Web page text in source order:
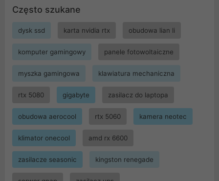
Często szukane
dysk ssd karta nvidia rtx obudowa lian li
komputer gamingowy panele fotowoltaiczne
myszka gamingowa klawiatura mechaniczna
rtx 5080 gigabyte zasilacz do laptopa
obudowa aerocool rtx 5060 kamera neotec
klimator onecool amd rx 6600
zasilacze seasonic kingston renegade